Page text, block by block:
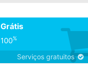
Grátis
100%
Serviços gratuitos